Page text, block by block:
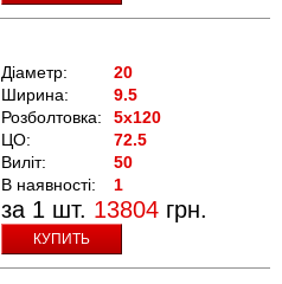
Діаметр:
20
Ширина:
9.5
Розболтовка:
5x120
ЦО:
72.5
Виліт:
50
В наявності:
1
за 1 шт. 13804 грн.
КУПИТЬ